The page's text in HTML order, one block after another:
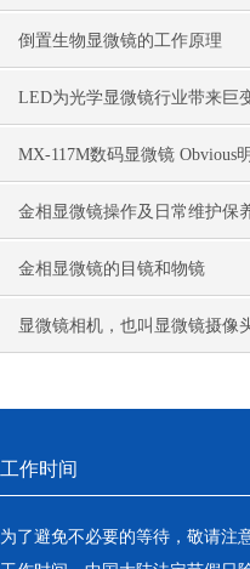
控制中的作用
倒置生物显微镜的工作原理
LED为光学显微镜行业带来巨
比传统卤素更明显
MX-117M数码显微镜 Obvious
牌值得推荐
金相显微镜操作及日常维护保
金相显微镜的目镜和物镜
显微镜相机，也叫显微镜摄像
工作时间
为了避免不必要的等待，敬请注